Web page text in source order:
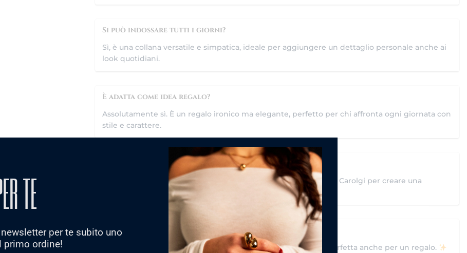
Si può indossare tutti i giorni?
Sì, è una collana versatile e simpatica, ideale per aggiungere un dettaglio personale anche ai
look quotidiani.
È adatta come idea regalo?
Assolutamente sì. È un regalo ironico ma elegante, perfetto per chi affronta ogni giornata con
stile e carattere.
Può essere abbinata ad altri gioielli Carolgi?
Sì, può essere indossata da sola oppure abbinata ad altri gioielli Carolgi per creare una
combinazione personalizzata e luminosa.
Arriva con confezione regalo?
Sì, viene spedita in una confezione elegante firmata Carolgi, perfetta anche per un regalo.
TE
per te subito uno
primo ordine!